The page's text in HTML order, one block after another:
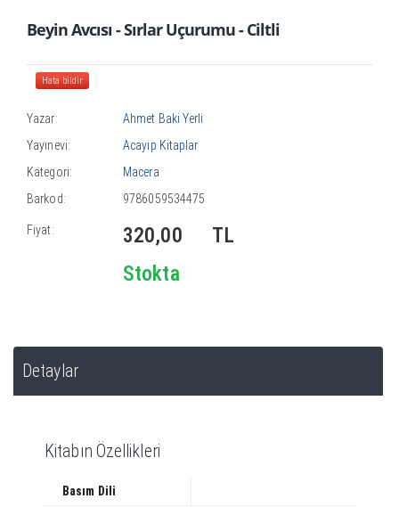
Beyin Avcısı - Sırlar Uçurumu - Ciltli
Hata bildir
Yazar:
Ahmet Baki Yerli
Yayınevi:
Acayip Kitaplar
Kategori:
Macera
Barkod:
9786059534475
Fiyat: 320,00
TL
Stokta
Detaylar
Kitabın Özellikleri
Basım Dili